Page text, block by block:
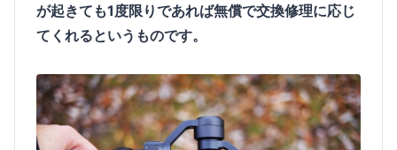
が起きても1度限りであれば無償で交換修理に応じ
てくれるというものです。